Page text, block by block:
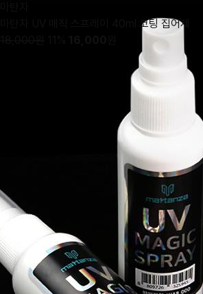
마탄자 UV 매직 스프레이 40ml 코팅 집어제